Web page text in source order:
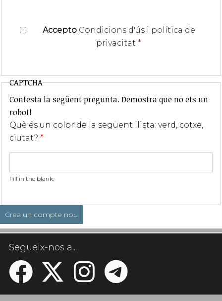
Accepto Condicions d'ús i política de
privacitat *
CAPTCHA
Contesta la següent pregunta. Demostra que no ets un
robot!
Què és un color de la següent llista: verd, cotxe,
ciutat? *
Fill in the blank.
Segueix-nos a...